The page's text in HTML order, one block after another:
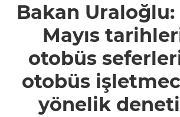
tarihlerinde
otobüs
seferlerine ve
otobüs
yönelik
denetimler
artırılacak"
Bakan Uraloğlu:
Mayıs
otobüs
otobüs
yönelik